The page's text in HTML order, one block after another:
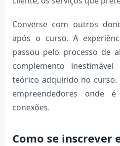
Converse com outros
após o curso. A
passou pelo processo de
complemento
teórico adquirido no curso.
empreendedores onde
conexões.
Como se inscrever